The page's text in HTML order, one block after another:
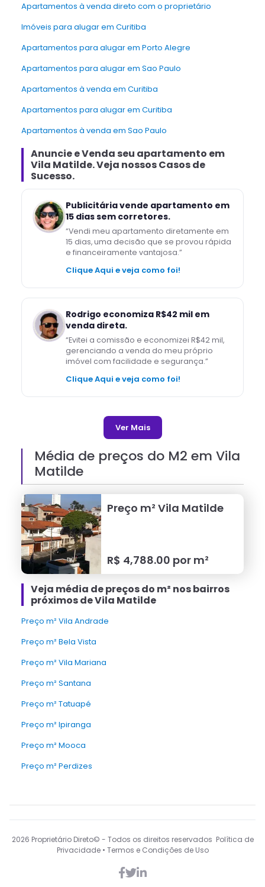
Apartamentos à venda direto com o proprietário
Imóveis para alugar em Curitiba
Apartamentos para alugar em Porto Alegre
Apartamentos para alugar em Sao Paulo
Apartamentos à venda em Curitiba
Apartamentos para alugar em Curitiba
Apartamentos à venda em Sao Paulo
Anuncie e Venda seu apartamento em
Vila Matilde. Veja nossos Casos de
Sucesso.
Publicitária vende apartamento em
15 dias sem corretores.
“Vendi meu apartamento diretamente em
15 dias, uma decisão que se provou rápida
e financeiramente vantajosa.”
Clique Aqui e veja como foi!
Rodrigo economiza R$42 mil em
venda direta.
“Evitei a comissão e economizei R$42 mil,
gerenciando a venda do meu próprio
imóvel com facilidade e segurança.”
Clique Aqui e veja como foi!
Ver Mais
Média de preços do M2 em Vila
Matilde
Preço m² Vila Matilde
R$ 4,788.00 por m²
Veja média de preços do m² nos bairros
próximos de Vila Matilde
Preço m² Vila Andrade
Preço m² Bela Vista
Preço m² Vila Mariana
Preço m² Santana
Preço m² Tatuapé
Preço m² Ipiranga
Preço m² Mooca
Preço m² Perdizes
2026 Proprietário Direto© - Todos os direitos reservados Política de
Privacidade • Termos e Condições de Uso